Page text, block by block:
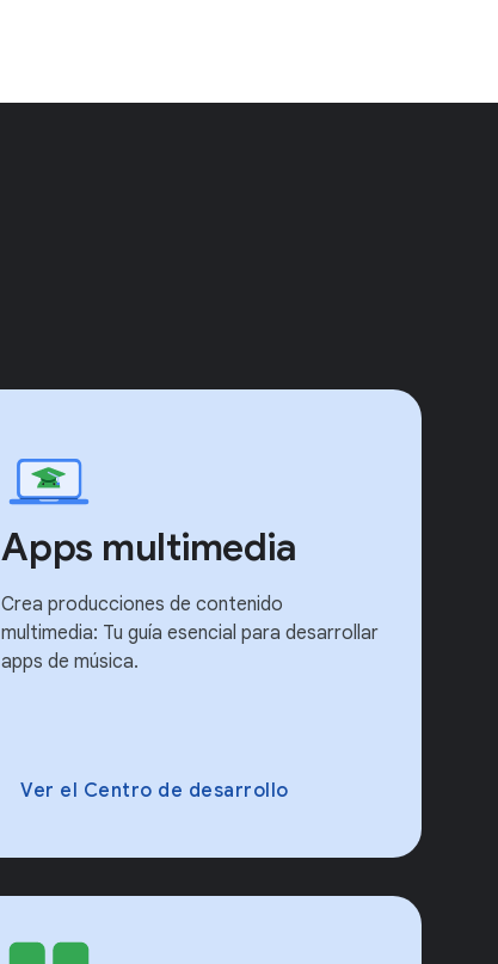
Apps multimedia
Crea producciones de contenido
multimedia: Tu guía esencial para desarrollar
apps de música.
Ver el Centro de desarrollo